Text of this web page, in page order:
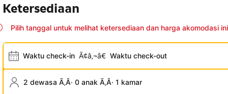
Ketersediaan
Pilih tanggal untuk melihat ketersediaan dan harga akomodasi ini
Waktu check-in Ã¢â‚¬â€ Waktu check-out
2 dewasa Ã‚Â· 0 anak Ã‚Â· 1 kamar